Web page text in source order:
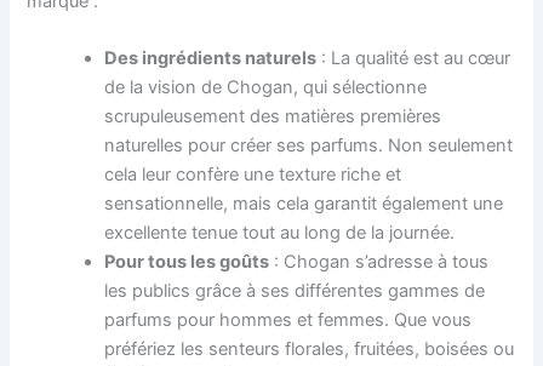
Des ingrédients naturels : La qualité est au cœur
de la vision de Chogan, qui sélectionne
scrupuleusement des matières premières
naturelles pour créer ses parfums. Non seulement
cela leur confère une texture riche et
sensationnelle, mais cela garantit également une
excellente tenue tout au long de la journée.
Pour tous les goûts : Chogan s’adresse à tous
les publics grâce à ses différentes gammes de
parfums pour hommes et femmes. Que vous
préfériez les senteurs florales, fruitées, boisées ou